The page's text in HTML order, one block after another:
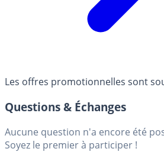
Les offres promotionnelles sont
Questions & Échanges
Aucune question n'a encore été
Soyez le premier à participer !